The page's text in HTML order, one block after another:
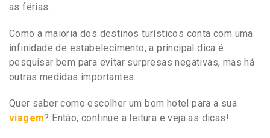
as férias.
Como a maioria dos destinos turísticos conta com uma
infinidade de estabelecimento, a principal dica é
pesquisar bem para evitar surpresas negativas, mas há
outras medidas importantes.
Quer saber como escolher um bom hotel para a sua
viagem? Então, continue a leitura e veja as dicas!